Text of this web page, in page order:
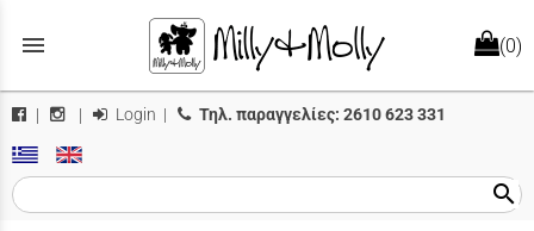
menu (0)
| | Login | Τηλ. παραγγελίες: 2610 623 331
search